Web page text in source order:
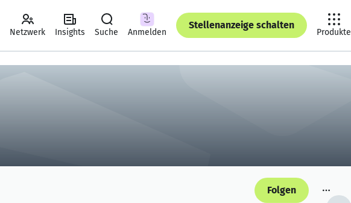
Netzwerk Insights Suche Anmelden
Stellenanzeige schalten
Produkte
Folgen